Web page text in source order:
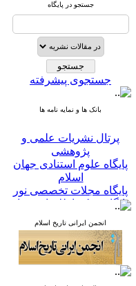
جستجو در پایگاه
جستجوی پیشرفته
بانک ها و نمایه نامه ها
پژوهشی
پایگاه علوم استنادی جهان
اسلام
پایگاه مجلات تخصصی نور
پایگاه مرکز اطلاعات جهاد
پرتال جامع علوم انسانی
بانک اطلاعات نشریات
کشور
google scholar
linked in
انجمن ایرانی تاریخ اسلام